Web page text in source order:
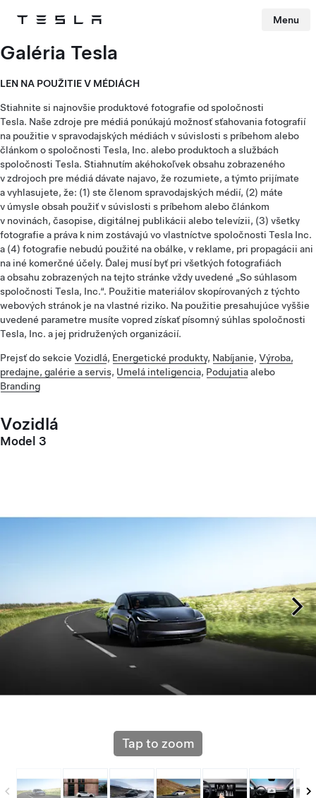
Tesla Menu
Galéria Tesla
LEN NA POUŽITIE V MÉDIÁCH
Stiahnite si najnovšie produktové fotografie od spoločnosti
Tesla. Naše zdroje pre médiá ponúkajú možnosť sťahovania fotografií
na použitie v spravodajských médiách v súvislosti s príbehom alebo
článkom o spoločnosti Tesla, Inc. alebo produktoch a službách
spoločnosti Tesla. Stiahnutím akéhokoľvek obsahu zobrazeného
v zdrojoch pre médiá dávate najavo, že rozumiete, a týmto prijímate
a vyhlasujete, že: (1) ste členom spravodajských médií, (2) máte
v úmysle obsah použiť v súvislosti s príbehom alebo článkom
v novinách, časopise, digitálnej publikácii alebo televízii, (3) všetky
fotografie a práva k nim zostávajú vo vlastníctve spoločnosti Tesla Inc.
a (4) fotografie nebudú použité na obálke, v reklame, pri propagácii ani
na iné komerčné účely. Ďalej musí byť pri všetkých fotografiách
a obsahu zobrazených na tejto stránke vždy uvedené „So súhlasom
spoločnosti Tesla, Inc.“. Použitie materiálov skopírovaných z týchto
webových stránok je na vlastné riziko. Na použitie presahujúce vyššie
uvedené parametre musíte vopred získať písomný súhlas spoločnosti
Tesla, Inc. a jej pridružených organizácií.
Prejsť do sekcie Vozidlá, Energetické produkty, Nabíjanie, Výroba,
predajne, galérie a servis, Umelá inteligencia, Podujatiaalebo
Branding
Vozidlá
Model 3
Tap to zoom